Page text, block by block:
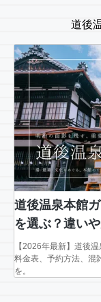
道後
道後温泉本館
を選ぶ？違い
【2026年最新】道後
料金表、予約方法、混
を。